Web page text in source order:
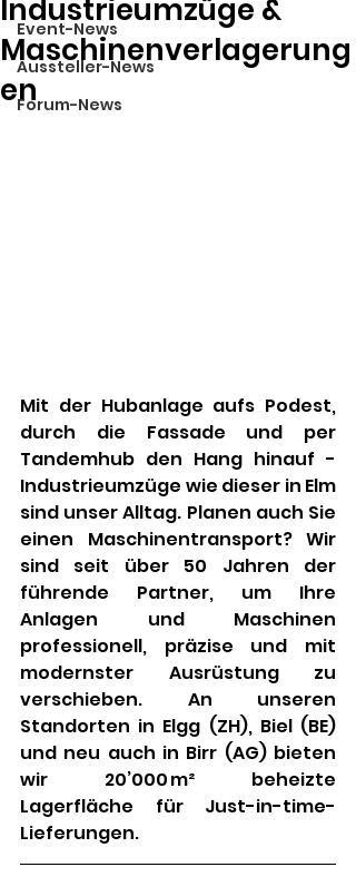
Event-News
Aussteller-News
Forum-News
Industrieumzüge &
Maschinenverlagerung
en
Mit der Hubanlage aufs Podest,
durch die Fassade und per
Tandemhub den Hang hinauf -
Industrieumzüge wie dieser in Elm
sind unser Alltag. Planen auch Sie
einen Maschinentransport? Wir
sind seit über 50 Jahren der
führende Partner, um Ihre
Anlagen und Maschinen
professionell, präzise und mit
modernster Ausrüstung zu
verschieben. An unseren
Standorten in Elgg (ZH), Biel (BE)
und neu auch in Birr (AG) bieten
wir 20’000 m² beheizte
Lagerfläche für Just-in-time-
Lieferungen.